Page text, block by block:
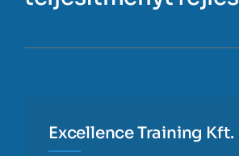
Excellence Training Kft.